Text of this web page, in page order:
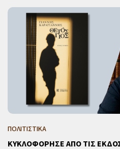
ΠΟΛΙΤΙΣΤΙΚΑ
ΚΥΚΛΟΦΟΡΗΣΕ ΑΠΟ ΤΙΣ